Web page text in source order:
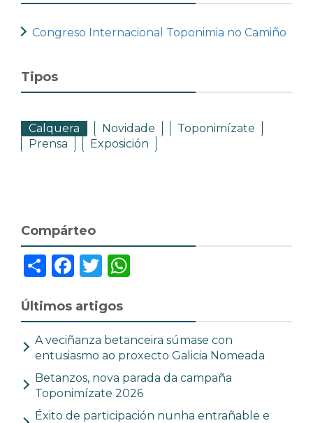
Congreso Internacional Toponimia no Camiño
Tipos
Calquera Novidade
Toponimízate
Prensa
Exposición
Compárteo
Últimos artigos
A veciñanza betanceira súmase con
entusiasmo ao proxecto Galicia Nomeada
Betanzos, nova parada da campaña
Toponimízate 2026
Éxito de participación nunha entrañable e